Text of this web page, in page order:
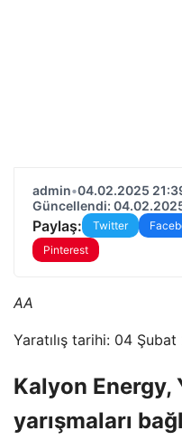
admin•04.02.2025
Güncellendi:
Paylaş: Twitter
Pinterest
AA
Yaratılış tarihi: 04
Kalyon Energy,
yarışmaları